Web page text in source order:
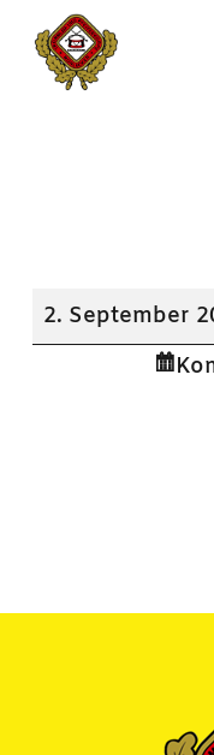
Straßenfest
in
Meckesheim
2. September